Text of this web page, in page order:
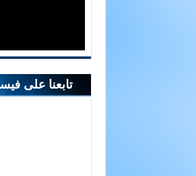
تابعنا على